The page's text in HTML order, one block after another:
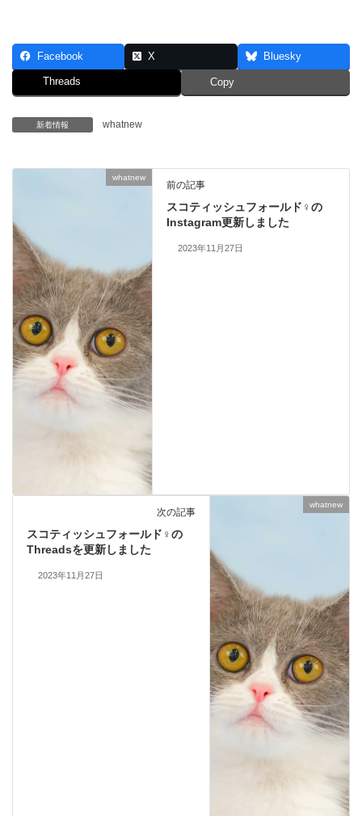
Facebook X Bluesky
Threads Copy
新着情報 whatnew
whatnew
前の記事
スコティッシュフォールド♀の
Instagram更新しました
2023年11月27日
whatnew
次の記事
スコティッシュフォールド♀の
Threadsを更新しました
2023年11月27日